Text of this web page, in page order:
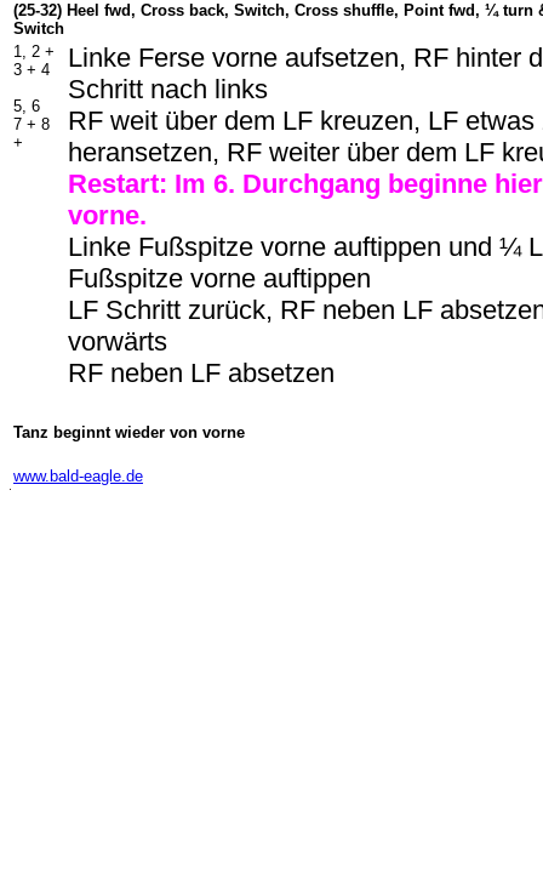
(25-32) Heel fwd, Cross back, Switch, Cross shuffle, Point fwd, ¼ turn
Switch
1, 2 +
3 + 4
5, 6
7 + 8
+
Linke Ferse vorne aufsetzen, RF hinter
Schritt nach links
RF weit über dem LF kreuzen, LF etwas
heransetzen, RF weiter über dem LF
Restart: Im 6. Durchgang beginne
vorne.
Linke Fußspitze vorne auftippen und ¼
Fußspitze vorne auftippen
LF Schritt zurück, RF neben LF
vorwärts
RF neben LF absetzen
Tanz beginnt wieder von vorne
www.bald-eagle.de